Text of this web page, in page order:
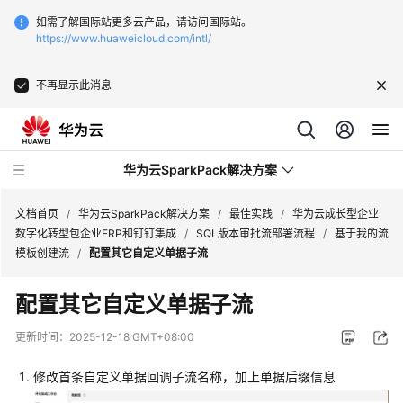
如需了解国际站更多云产品，请访问国际站。
https://www.huaweicloud.com/intl/
不再显示此消息
华为云SparkPack解决方案
品
介
绍
用
户
文档首页 / 华为云SparkPack解决方案 / 最佳实践 / 华为云成长型企业
数字化转型包企业ERP和钉钉集成 / SQL版本审批流部署流程 / 基于我的流
模板创建流 / 配置其它自定义单据子流
配置其它自定义单据子流
更新时间： 2025-12-18 GMT+08:00
修改首条自定义单据回调子流名称，加上单据后缀信息